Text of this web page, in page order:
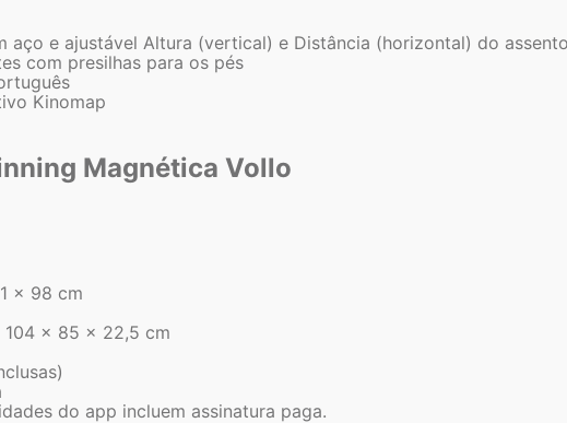
aço e ajustável Altura (vertical) e Distância (horizontal) do assento
com presilhas para os pés
Kinomap
Magnética Vollo
x 98 cm
104 x 85 x 22,5 cm
do app incluem assinatura paga.